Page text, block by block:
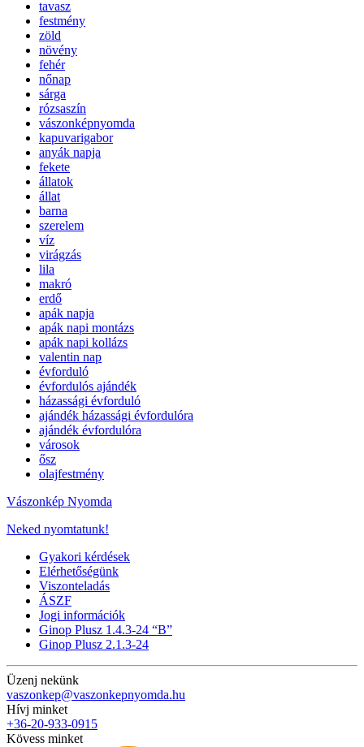
tavasz
festmény
zöld
növény
fehér
nőnap
sárga
rózsaszín
vászonképnyomda
kapuvarigabor
anyák napja
fekete
állatok
állat
barna
szerelem
víz
virágzás
lila
makró
erdő
apák napja
apák napi montázs
apák napi kollázs
valentin nap
évforduló
évfordulós ajándék
házassági évforduló
ajándék házassági évfordulóra
ajándék évfordulóra
városok
ősz
olajfestmény
Vászonkép Nyomda
Neked nyomtatunk!
Gyakori kérdések
Elérhetőségünk
Viszonteladás
ÁSZF
Jogi információk
Ginop Plusz 1.4.3-24 “B”
Ginop Plusz 2.1.3-24
Üzenj nekünk
vaszonkep@vaszonkepnyomda.hu
Hívj minket
+36-20-933-0915
Kövess minket